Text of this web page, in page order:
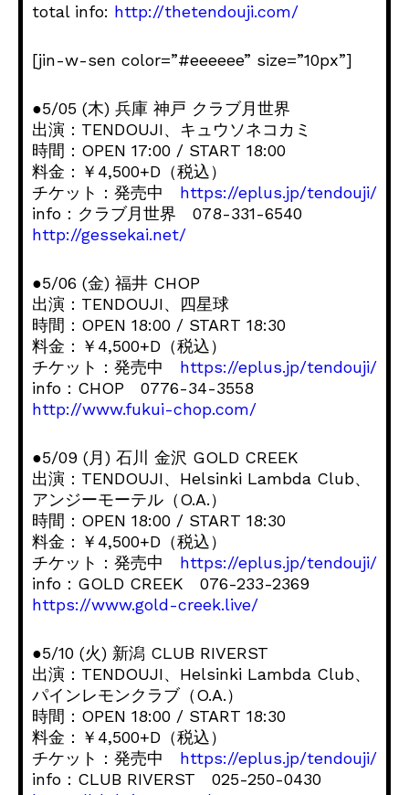
total info: http://thetendouji.com/
[jin-w-sen color=”#eeeeee” size=”10px”]
●5/05 (木) 兵庫 神戸 クラブ月世界
出演：TENDOUJI、キュウソネコカミ
時間：OPEN 17:00 / START 18:00
料金：￥4,500+D（税込）
チケット：発売中 https://eplus.jp/tendouji/
info：クラブ月世界 078-331-6540
http://gessekai.net/
●5/06 (金) 福井 CHOP
出演：TENDOUJI、四星球
時間：OPEN 18:00 / START 18:30
料金：￥4,500+D（税込）
チケット：発売中 https://eplus.jp/tendouji/
info：CHOP 0776-34-3558
http://www.fukui-chop.com/
●5/09 (月) 石川 金沢 GOLD CREEK
出演：TENDOUJI、Helsinki Lambda Club、
アンジーモーテル（O.A.）
時間：OPEN 18:00 / START 18:30
料金：￥4,500+D（税込）
チケット：発売中 https://eplus.jp/tendouji/
info：GOLD CREEK 076-233-2369
https://www.gold-creek.live/
●5/10 (火) 新潟 CLUB RIVERST
出演：TENDOUJI、Helsinki Lambda Club、
パインレモンクラブ（O.A.）
時間：OPEN 18:00 / START 18:30
料金：￥4,500+D（税込）
チケット：発売中 https://eplus.jp/tendouji/
info：CLUB RIVERST 025-250-0430